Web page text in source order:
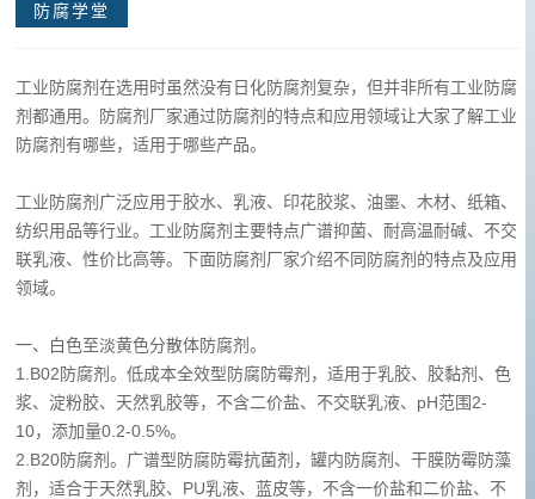
防腐学堂
工业防腐剂在选用时虽然没有日化防腐剂复杂，但并非所有工业防腐
剂都通用。防腐剂厂家通过防腐剂的特点和应用领域让大家了解工业
防腐剂有哪些，适用于哪些产品。
工业防腐剂广泛应用于胶水、乳液、印花胶浆、油墨、木材、纸箱、
纺织用品等行业。工业防腐剂主要特点广谱抑菌、耐高温耐碱、不交
联乳液、性价比高等。下面防腐剂厂家介绍不同防腐剂的特点及应用
领域。
一、白色至淡黄色分散体防腐剂。
1.B02防腐剂。低成本全效型防腐防霉剂，适用于乳胶、胶黏剂、色
浆、淀粉胶、天然乳胶等，不含二价盐、不交联乳液、pH范围2-
10，添加量0.2-0.5%。
2.B20防腐剂。广谱型防腐防霉抗菌剂，罐内防腐剂、干膜防霉防藻
剂，适合于天然乳胶、PU乳液、蓝皮等，不含一价盐和二价盐、不